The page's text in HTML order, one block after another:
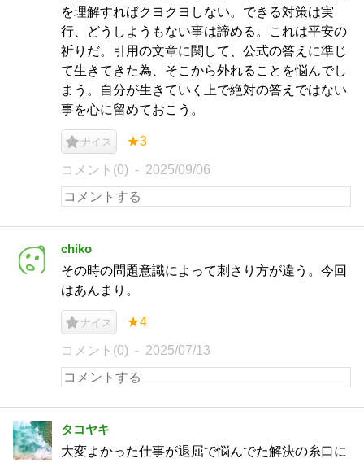
を理解すればクヨクヨしない。できる対策は実
行、どうしようもない事は諦める。これは平安の
祈りだ。引用の文章に関して、公式の答えに準じ
て生きてきた為、そこから外れることを悩んでし
まう。自分が生きていく上で絶対の答えではない
事を心に留めておこう。
ナイス ★3
コメント(0) 2025/09/06
chiko
その時の問題意識によって刺さり方が違う。今回
はあんまり。
ナイス ★4
コメント(0) 2025/07/13
タコヤキ
大変よかった仕事が退屈で悩んでた解決の糸口に